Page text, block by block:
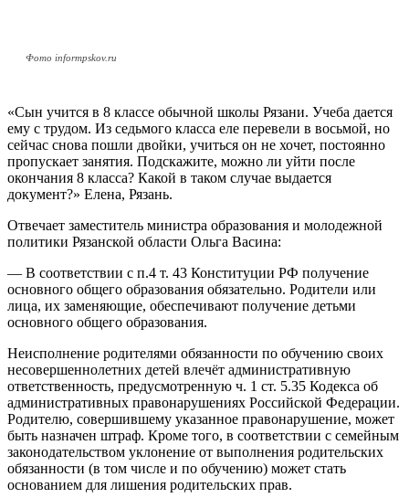
Фото informpskov.ru
«Сын учится в 8 классе обычной школы Рязани. Учеба дается
ему с трудом. Из седьмого класса еле перевели в восьмой, но
сейчас снова пошли двойки, учиться он не хочет, постоянно
пропускает занятия. Подскажите, можно ли уйти после
окончания 8 класса? Какой в таком случае выдается
документ?» Елена, Рязань.
Отвечает заместитель министра образования и молодежной
политики Рязанской области Ольга Васина:
— В соответствии с п.4 т. 43 Конституции РФ получение
основного общего образования обязательно. Родители или
лица, их заменяющие, обеспечивают получение детьми
основного общего образования.
Неисполнение родителями обязанности по обучению своих
несовершеннолетних детей влечёт административную
ответственность, предусмотренную ч. 1 ст. 5.35 Кодекса об
административных правонарушениях Российской Федерации.
Родителю, совершившему указанное правонарушение, может
быть назначен штраф. Кроме того, в соответствии с семейным
законодательством уклонение от выполнения родительских
обязанности (в том числе и по обучению) может стать
основанием для лишения родительских прав.